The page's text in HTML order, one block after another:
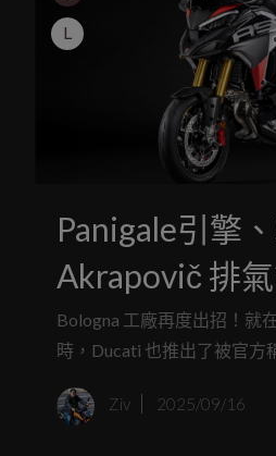
L
Panigale引擎
Akrapovič 排
Ducati
發表
Bologna 工廠再度出招！就
時，Ducati 也推出了被官方
多功能冒險車，它更像是把
Ziv 2025/09/16